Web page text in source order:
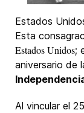
Estados
Esta
Estados Unidos;
aniversario de
Al vincular el